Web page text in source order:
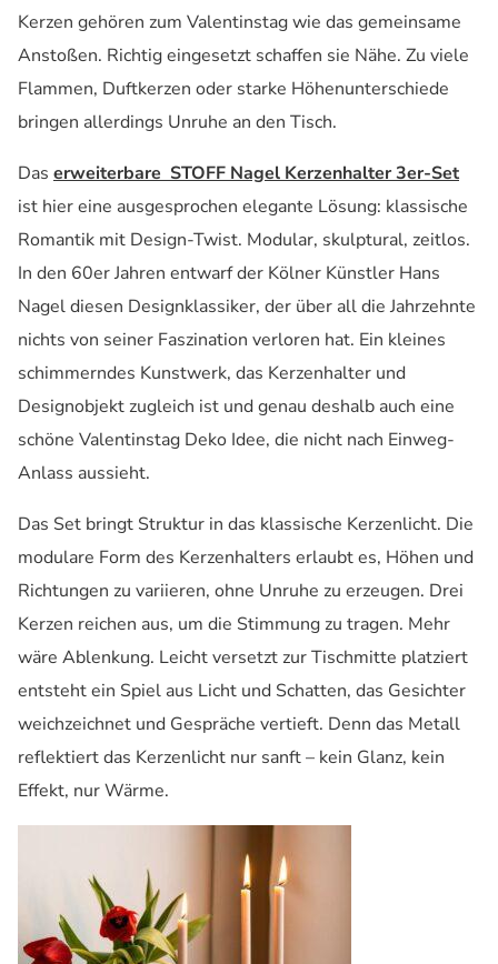
Kerzen gehören zum Valentinstag wie das gemeinsame
Anstoßen. Richtig eingesetzt schaffen sie Nähe. Zu viele
Flammen, Duftkerzen oder starke Höhenunterschiede
bringen allerdings Unruhe an den Tisch.
Das erweiterbare STOFF Nagel Kerzenhalter 3er-Set
ist hier eine ausgesprochen elegante Lösung: klassische
Romantik mit Design-Twist. Modular, skulptural, zeitlos.
In den 60er Jahren entwarf der Kölner Künstler Hans
Nagel diesen Designklassiker, der über all die Jahrzehnte
nichts von seiner Faszination verloren hat. Ein kleines
schimmerndes Kunstwerk, das Kerzenhalter und
Designobjekt zugleich ist und genau deshalb auch eine
schöne Valentinstag Deko Idee, die nicht nach Einweg-
Anlass aussieht.
Das Set bringt Struktur in das klassische Kerzenlicht. Die
modulare Form des Kerzenhalters erlaubt es, Höhen und
Richtungen zu variieren, ohne Unruhe zu erzeugen. Drei
Kerzen reichen aus, um die Stimmung zu tragen. Mehr
wäre Ablenkung. Leicht versetzt zur Tischmitte platziert
entsteht ein Spiel aus Licht und Schatten, das Gesichter
weichzeichnet und Gespräche vertieft. Denn das Metall
reflektiert das Kerzenlicht nur sanft – kein Glanz, kein
Effekt, nur Wärme.